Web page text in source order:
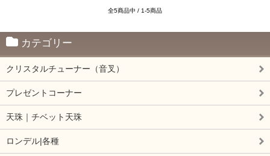
全5商品中 / 1-5商品
カテゴリー
クリスタルチューナー（音叉）
プレゼントコーナー
天珠｜チベット天珠
ロンデル|各種